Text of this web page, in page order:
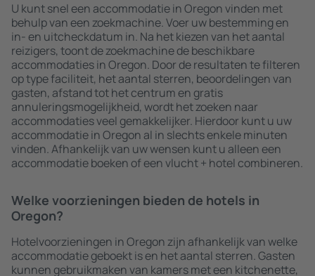
U kunt snel een accommodatie in Oregon vinden met
behulp van een zoekmachine. Voer uw bestemming en
in- en uitcheckdatum in. Na het kiezen van het aantal
reizigers, toont de zoekmachine de beschikbare
accommodaties in Oregon. Door de resultaten te filteren
op type faciliteit, het aantal sterren, beoordelingen van
gasten, afstand tot het centrum en gratis
annuleringsmogelijkheid, wordt het zoeken naar
accommodaties veel gemakkelijker. Hierdoor kunt u uw
accommodatie in Oregon al in slechts enkele minuten
vinden. Afhankelijk van uw wensen kunt u alleen een
accommodatie boeken of een vlucht + hotel combineren.
Welke voorzieningen bieden de hotels in
Oregon?
Hotelvoorzieningen in Oregon zijn afhankelijk van welke
accommodatie geboekt is en het aantal sterren. Gasten
kunnen gebruikmaken van kamers met een kitchenette,